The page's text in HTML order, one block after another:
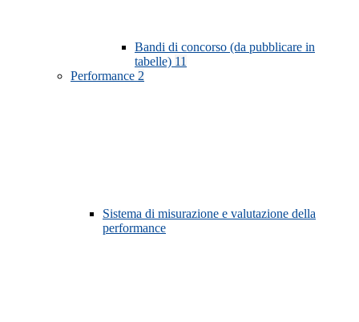
Bandi di concorso (da pubblicare in
tabelle) 11
Performance 2
Sistema di misurazione e valutazione della
performance